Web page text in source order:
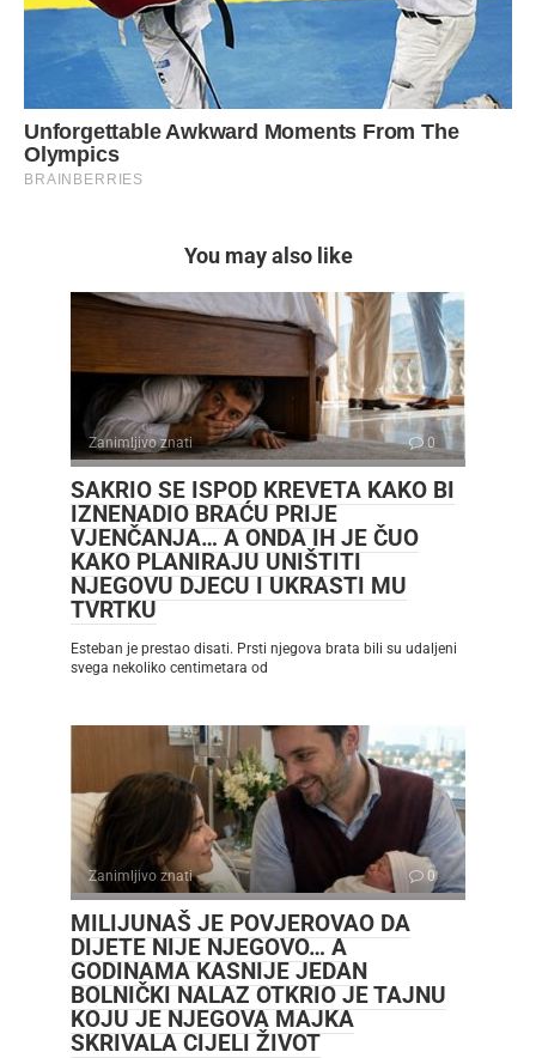
You may also like
Zanimljivo znati 0
SAKRIO SE ISPOD KREVETA KAKO BI
IZNENADIO BRAĆU PRIJE
VJENČANJA… A ONDA IH JE ČUO
KAKO PLANIRAJU UNIŠTITI
NJEGOVU DJECU I UKRASTI MU
TVRTKU
Esteban je prestao disati. Prsti njegova brata bili su udaljeni
svega nekoliko centimetara od
Zanimljivo znati 0
MILIJUNAŠ JE POVJEROVAO DA
DIJETE NIJE NJEGOVO… A
GODINAMA KASNIJE JEDAN
BOLNIČKI NALAZ OTKRIO JE TAJNU
KOJU JE NJEGOVA MAJKA
SKRIVALA CIJELI ŽIVOT